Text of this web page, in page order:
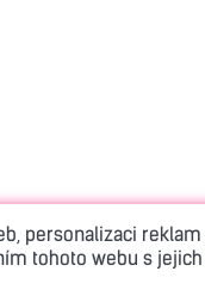
personalizaci
tohoto webu s